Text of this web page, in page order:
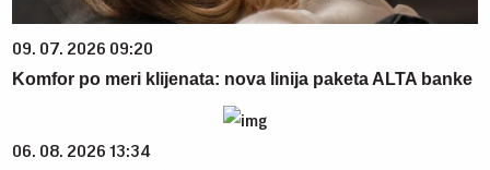
09. 07. 2026 09:20
Komfor po meri klijenata: nova linija paketa ALTA banke
06. 08. 2026 13:34